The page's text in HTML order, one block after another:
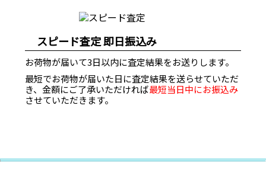
スピード査定 即日振込み
お荷物が届いて3日以内に査定結果をお送りします。
最短でお荷物が届いた日に査定結果を送らせていただ
き、金額にご了承いただければ最短当日中にお振込み
させていただきます。